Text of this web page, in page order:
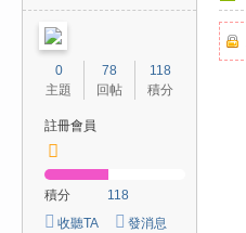
/
0
主題
78
回帖
118
積分
註冊會員
積分
118
收聽TA
發消息